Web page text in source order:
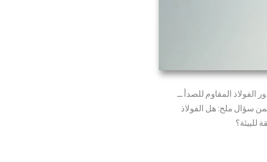
المقاوم للصدأ ــ
سؤال ملح: هل الفولاذ
للبيئة؟